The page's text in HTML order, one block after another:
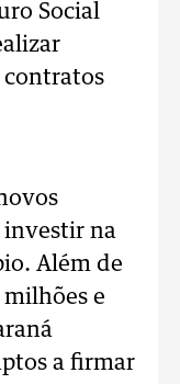
Social
contratos
investir na
Além de
e
a firmar